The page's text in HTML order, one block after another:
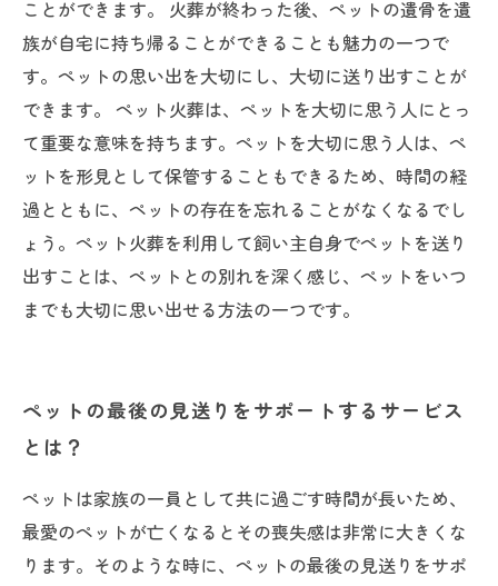
ことができます。 火葬が終わった後、ペットの遺骨を遺
族が自宅に持ち帰ることができることも魅力の一つで
す。ペットの思い出を大切にし、大切に送り出すことが
できます。 ペット火葬は、ペットを大切に思う人にとっ
て重要な意味を持ちます。ペットを大切に思う人は、ペ
ットを形見として保管することもできるため、時間の経
過とともに、ペットの存在を忘れることがなくなるでし
ょう。ペット火葬を利用して飼い主自身でペットを送り
出すことは、ペットとの別れを深く感じ、ペットをいつ
までも大切に思い出せる方法の一つです。
ペットの最後の見送りをサポートするサービス
とは？
ペットは家族の一員として共に過ごす時間が長いため、
最愛のペットが亡くなるとその喪失感は非常に大きくな
ります。そのような時に、ペットの最後の見送りをサポ